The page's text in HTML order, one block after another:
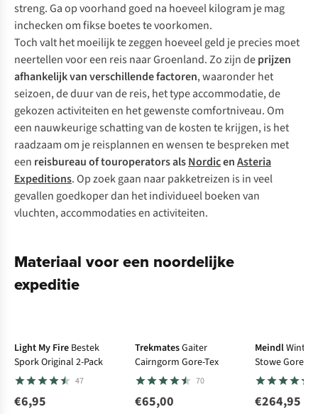
streng. Ga op voorhand goed na hoeveel kilogram je mag
inchecken om fikse boetes te voorkomen.
Toch valt het moeilijk te zeggen hoeveel geld je precies moet
neertellen voor een reis naar Groenland. Zo zijn deprijzen
afhankelijk van verschillende factoren, waaronder het
seizoen, de duur van de reis, het type accommodatie, de
gekozen activiteiten en het gewenste comfortniveau. Om
een nauwkeurige schatting van de kosten te krijgen, is het
raadzaam om je reisplannen en wensen te bespreken met
een reisbureau of touroperators alsNordicenAsteria
Expeditions. Op zoek gaan naar pakketreizen is in veel
gevallen goedkoper dan het individueel boeken van
vluchten, accommodaties en activiteiten.
Materiaal voor een noordelijke
expeditie
Light My Fire Bestek
Spork Original 2-Pack
47
€6,95
TrekmatesGaiter
Cairngorm Gore-Tex
70
€65,00
Meindl
Stowe Gore-
€264,95